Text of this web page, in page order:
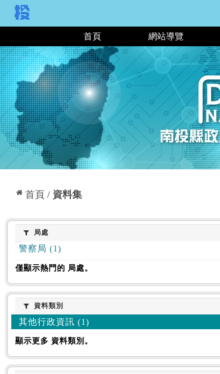
首頁 網站導覽
首頁 資料集
:::
局處局處
警察局 (1)
僅顯示熱門的 局處。
資料類別
資料類別
其他行政資訊 (1)
顯示更多 資料類別。